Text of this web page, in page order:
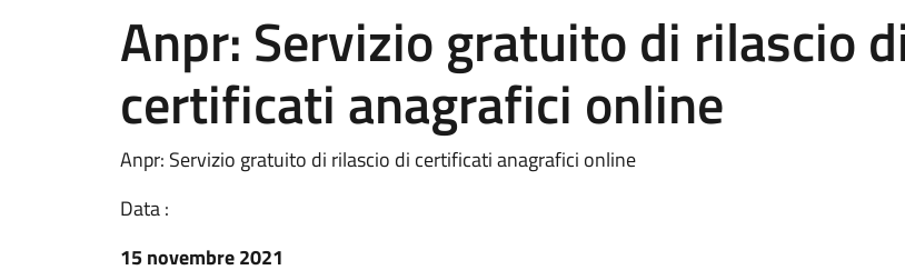
Anpr: Servizio gratuito di rilascio
certificati anagrafici online
Anpr: Servizio gratuito di rilascio di certificati anagrafici online
Data :
15 novembre 2021